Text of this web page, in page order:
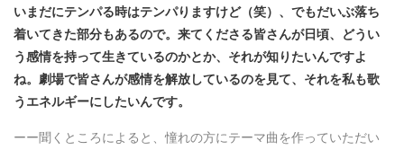
いまだにテンパる時はテンパりますけど（笑）、でもだいぶ落ち
着いてきた部分もあるので。来てくださる皆さんが日頃、どうい
う感情を持って生きているのかとか、それが知りたいんですよ
ね。劇場で皆さんが感情を解放しているのを見て、それを私も歌
うエネルギーにしたいんです。
ーー聞くところによると、憧れの方にテーマ曲を作っていただい